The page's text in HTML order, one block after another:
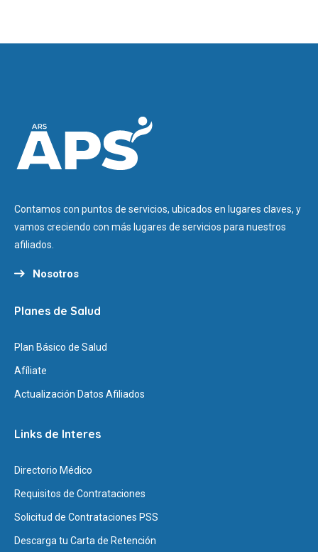
Contamos con puntos de servicios, ubicados en lugares claves, y
vamos creciendo con más lugares de servicios para nuestros
afiliados.
Nosotros
Planes de Salud
Plan Básico de Salud
Afíliate
Actualización Datos Afiliados
Links de Interes
Directorio Médico
Requisitos de Contrataciones
Solicitud de Contrataciones PSS
Descarga tu Carta de Retención